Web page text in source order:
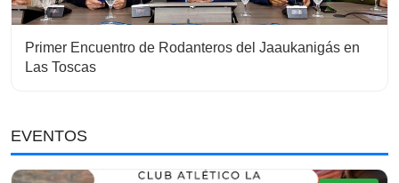
Primer Encuentro de Rodanteros del Jaaukanigás en
Las Toscas
EVENTOS